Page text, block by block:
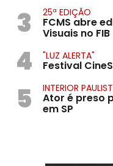
3 25ª EDIÇÃO
FCMS abre
Visuais no FIB
4 "LUZ ALERTA"
Festival
5 INTERIOR
Ator é preso
em SP